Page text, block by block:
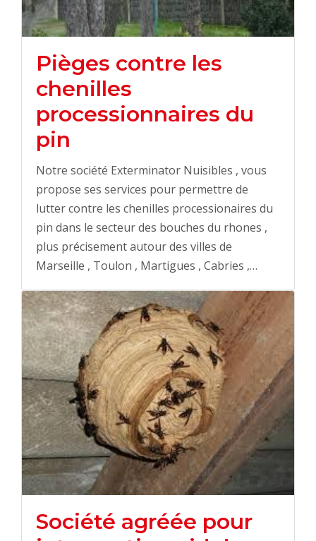
Pièges contre les
chenilles
processionnaires du
pin
Notre société Exterminator Nuisibles , vous
propose ses services pour permettre de
lutter contre les chenilles processionaires du
pin dans le secteur des bouches du rhones ,
plus précisement autour des villes de
Marseille , Toulon , Martigues , Cabries ,…
Société agréée pour